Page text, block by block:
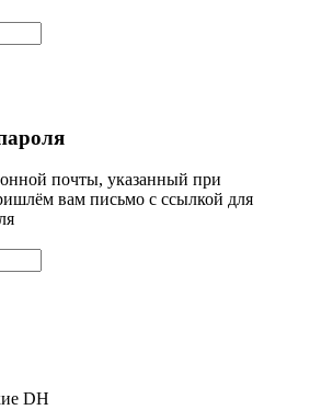
почты, указанный при
вам письмо с ссылкой для
DH